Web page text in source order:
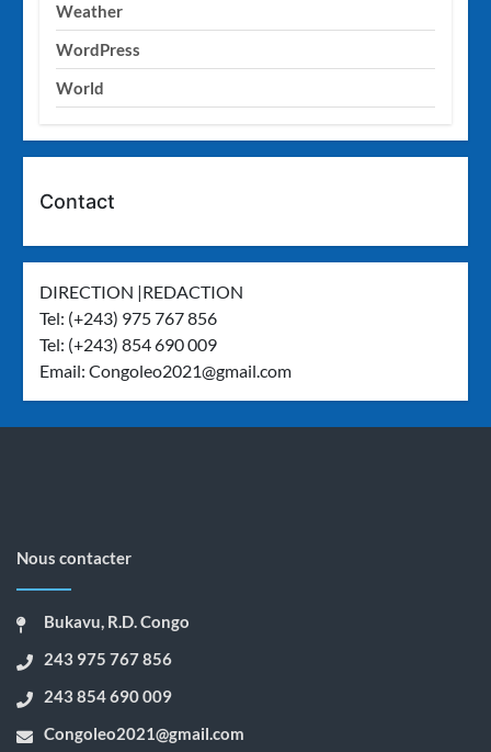
Weather
WordPress
World
Contact
DIRECTION |REDACTION
Tel: (+243) 975 767 856
Tel: (+243) 854 690 009
Email:Congoleo2021@gmail.com
Nous contacter
Bukavu, R.D. Congo
243 975 767 856
243 854 690 009
Congoleo2021@gmail.com